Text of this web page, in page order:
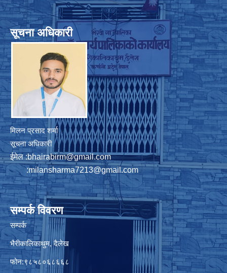
सूचना अधिकारी
मिलन प्रसाद शर्मा
सूचना अधिकारी
ईमेल :bhairabirm@gmail.com
:milansharma7213@gmail.com
सम्पर्क विवरण
सम्पर्क
भैरीकालिकाथुम, दैलेख
फोन:९८५८०६८६६८